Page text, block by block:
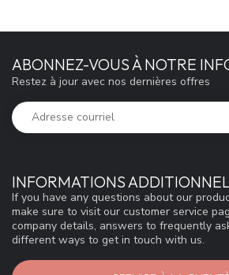
INFORMATIONS
If you have any questions about our
make sure to visit our customer service
company details, answers to frequently
different ways to get in touch with us.
ABONNEZ-VOUS À NOTRE
Restez à jour avec nos dernières offres